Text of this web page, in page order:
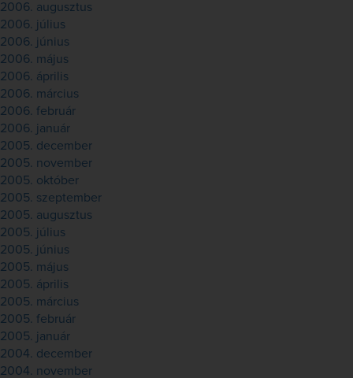
2006. augusztus
2006. július
2006. június
2006. május
2006. április
2006. március
2006. február
2006. január
2005. december
2005. november
2005. október
2005. szeptember
2005. augusztus
2005. július
2005. június
2005. május
2005. április
2005. március
2005. február
2005. január
2004. december
2004. november